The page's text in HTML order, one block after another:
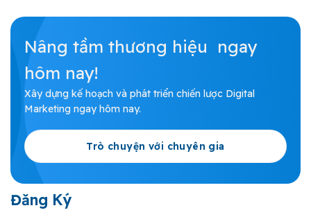
Nâng tầm thương hiệu ngay
hôm nay!
Xây dựng kế hoạch và phát triển chiến lược Digital
Marketing ngay hôm nay.
Trò chuyện với chuyên gia
Đăng Ký